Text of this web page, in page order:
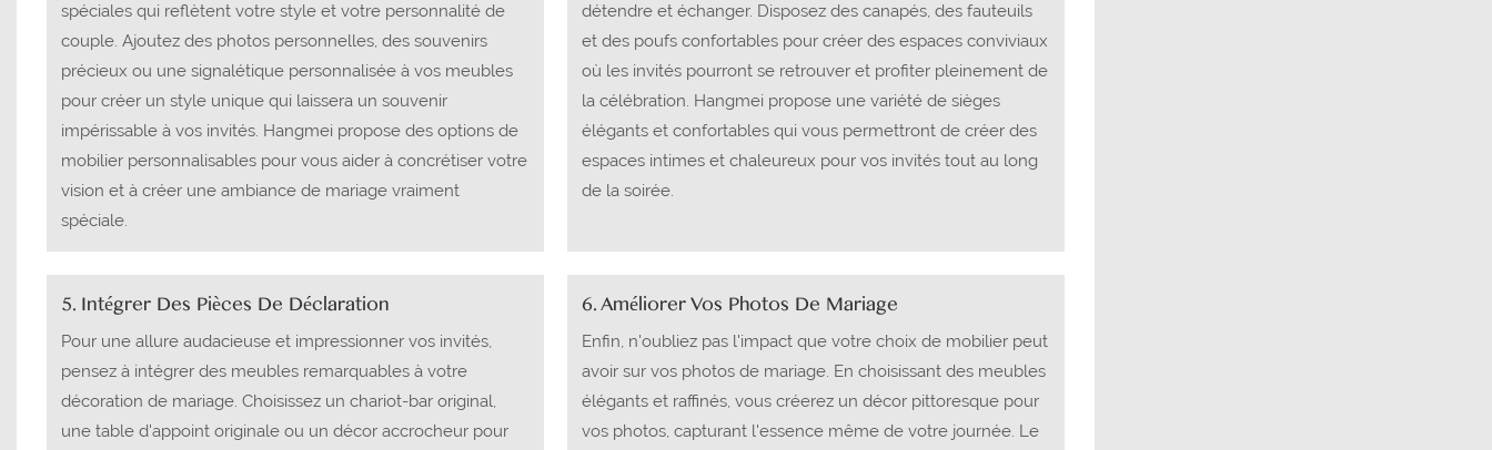
spéciales qui reflètent votre style et votre personnalité de
couple. Ajoutez des photos personnelles, des souvenirs
précieux ou une signalétique personnalisée à vos meubles
pour créer un style unique qui laissera un souvenir
impérissable à vos invités. Hangmei propose des options de
mobilier personnalisables pour vous aider à concrétiser votre
vision et à créer une ambiance de mariage vraiment
spéciale.
détendre et échanger. Disposez des canapés, des fauteuils
et des poufs confortables pour créer des espaces conviviaux
où les invités pourront se retrouver et profiter pleinement de
la célébration. Hangmei propose une variété de sièges
élégants et confortables qui vous permettront de créer des
espaces intimes et chaleureux pour vos invités tout au long
de la soirée.
5. Intégrer Des Pièces De Déclaration
Pour une allure audacieuse et impressionner vos invités,
pensez à intégrer des meubles remarquables à votre
décoration de mariage. Choisissez un chariot-bar original,
une table d'appoint originale ou un décor accrocheur pour
6. Améliorer Vos Photos De Mariage
Enfin, n'oubliez pas l'impact que votre choix de mobilier peut
avoir sur vos photos de mariage. En choisissant des meubles
élégants et raffinés, vous créerez un décor pittoresque pour
vos photos, capturant l'essence même de votre journée. Le